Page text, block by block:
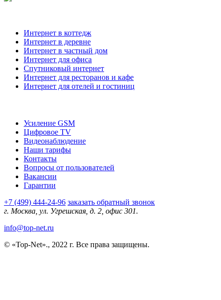
Интернет в коттедж
Интернет в деревне
Интернет в частный дом
Интернет для офиса
Спутниковый интернет
Интернет для ресторанов и кафе
Интернет для отелей и гостиниц
Усиление GSM
Цифровое TV
Видеонаблюдение
Наши тарифы
Контакты
Вопросы от пользователей
Вакансии
Гарантии
+7 (499) 444-24-96 заказать обратный звонок
г. Москва, ул. Угрешская, д. 2, офис 301.
info@top-net.ru
© «Top-Net»., 2022 г. Все права защищены.